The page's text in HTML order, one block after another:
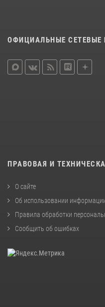
ОФИЦИАЛЬНЫЕ СЕТЕВЫЕ
ПРАВОВАЯ И
О сайте
Об использовании
Правила обработки
Сообщить об ошибках